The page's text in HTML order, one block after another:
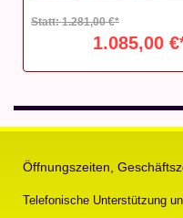
Statt: 1.281,00 €*
1.085,00
Öffnungszeiten,
Telefonische Unterstützung